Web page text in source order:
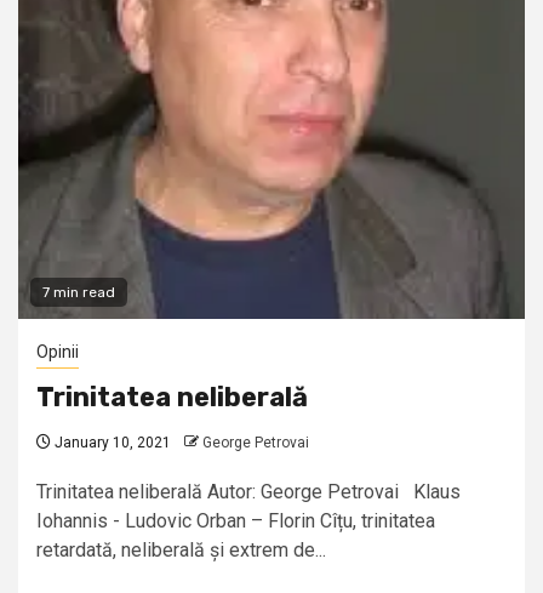
7 min read
Opinii
Trinitatea neliberală
January 10, 2021 George Petrovai
Trinitatea neliberală Autor: George Petrovai Klaus
Iohannis - Ludovic Orban – Florin Cîțu, trinitatea
retardată, neliberală și extrem de...